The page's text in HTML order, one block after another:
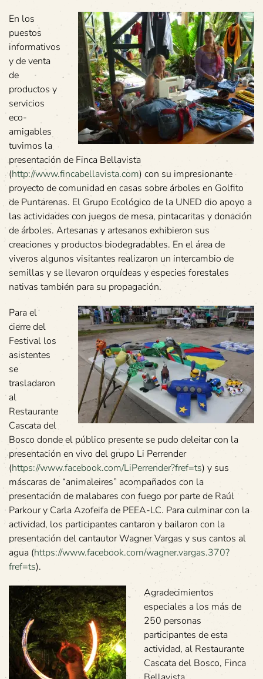
En los
puestos
informativos
y de venta
de
productos y
servicios
eco-
amigables
tuvimos la
presentación de Finca Bellavista
(http://www.fincabellavista.com) con su impresionante
proyecto de comunidad en casas sobre árboles en Golfito
de Puntarenas. El Grupo Ecológico de la UNED dio apoyo a
las actividades con juegos de mesa, pintacaritas y donación
de árboles. Artesanas y artesanos exhibieron sus
creaciones y productos biodegradables. En el área de
viveros algunos visitantes realizaron un intercambio de
semillas y se llevaron orquídeas y especies forestales
nativas también para su propagación.
Para el
cierre del
Festival los
asistentes
se
trasladaron
al
Restaurante
Cascata del
Bosco donde el público presente se pudo deleitar con la
presentación en vivo del grupo Li Perrender
(https://www.facebook.com/LiPerrender?fref=ts) y sus
máscaras de “animaleires” acompañados con la
presentación de malabares con fuego por parte de Raúl
Parkour y Carla Azofeifa de PEEA-LC. Para culminar con la
actividad, los participantes cantaron y bailaron con la
presentación del cantautor Wagner Vargas y sus cantos al
agua (https://www.facebook.com/wagner.vargas.370?
fref=ts).
Agradecimientos
especiales a los más de
250 personas
participantes de esta
actividad, al Restaurante
Cascata del Bosco, Finca